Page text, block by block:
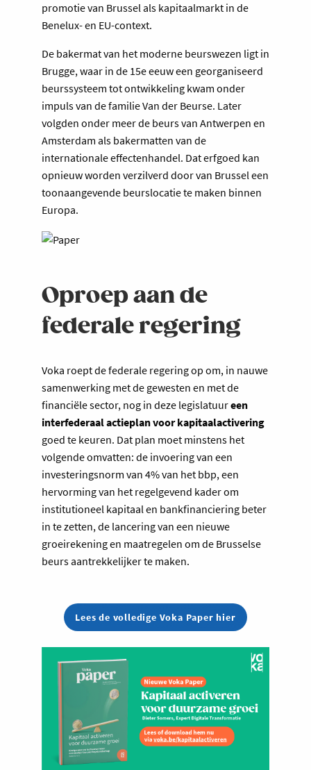
promotie van Brussel als kapitaalmarkt in de
Benelux- en EU-context.
De bakermat van het moderne beurswezen ligt in
Brugge, waar in de 15e eeuw een georganiseerd
beurssysteem tot ontwikkeling kwam onder
impuls van de familie Van der Beurse. Later
volgden onder meer de beurs van Antwerpen en
Amsterdam als bakermatten van de
internationale effectenhandel. Dat erfgoed kan
opnieuw worden verzilverd door van Brussel een
toonaangevende beurslocatie te maken binnen
Europa.
Oproep aan de
federale regering
Voka roept de federale regering op om, in nauwe
samenwerking met de gewesten en met de
financiële sector, nog in deze legislatuureen
interfederaal actieplan voor kapitaalactivering
goed te keuren. Dat plan moet minstens het
volgende omvatten: de invoering van een
investeringsnorm van 4% van het bbp, een
hervorming van het regelgevend kader om
institutioneel kapitaal en bankfinanciering beter
in te zetten, de lancering van een nieuwe
groeirekening en maatregelen om de Brusselse
beurs aantrekkelijker te maken.
Lees de volledige Voka Paper hier